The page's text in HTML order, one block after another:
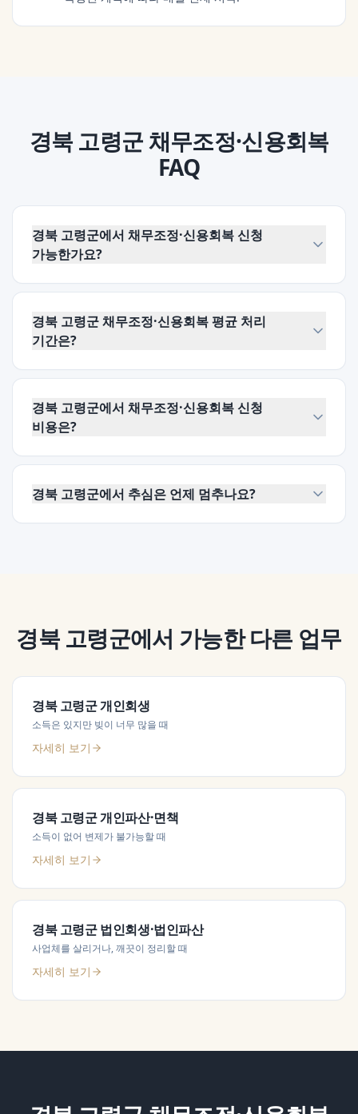
경북 고령군채무조정·신용회복
FAQ
경북 고령군에서 채무조정·신용회복 신청
가능한가요?
경북 고령군 채무조정·신용회복 평균 처리
기간은?
경북 고령군에서 채무조정·신용회복 신청
비용은?
경북 고령군에서 추심은 언제 멈추나요?
경북 고령군에서 가능한 다른 업무
경북 고령군개인회생
소득은 있지만 빚이 너무 많을 때
자세히 보기
경북 고령군개인파산·면책
소득이 없어 변제가 불가능할 때
자세히 보기
경북 고령군법인회생·법인파산
사업체를 살리거나, 깨끗이 정리할 때
자세히 보기